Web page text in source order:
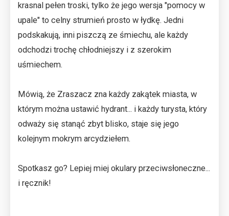
krasnal pełen troski, tylko że jego wersja "pomocy w
upale" to celny strumień prosto w łydkę. Jedni
podskakują, inni piszczą ze śmiechu, ale każdy
odchodzi trochę chłodniejszy i z szerokim
uśmiechem.
Mówią, że Zraszacz zna każdy zakątek miasta, w
którym można ustawić hydrant... i każdy turysta, który
odważy się stanąć zbyt blisko, staje się jego
kolejnym mokrym arcydziełem.
Spotkasz go? Lepiej miej okulary przeciwsłoneczne...
i ręcznik!